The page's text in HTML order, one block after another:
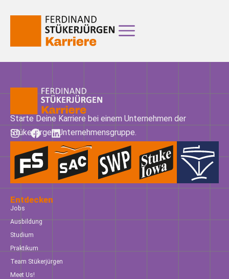
Starte Deine Karriere bei einem Unternehmen der
Stükerjürgen Unternehmensgruppe.
Entdecken
Jobs
Ausbildung
Studium
Praktikum
Team Stükerjürgen
Meet Us!